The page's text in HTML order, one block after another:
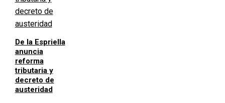
De la Espriella
anuncia
reforma
tributaria y
decreto de
austeridad